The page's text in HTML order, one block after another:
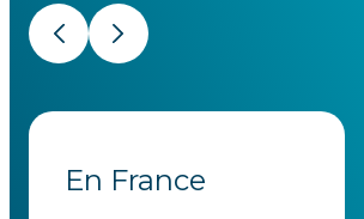
PrécédentSuivant
En France